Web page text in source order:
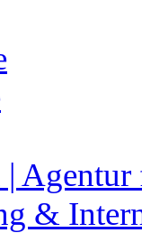
| Agentur
&